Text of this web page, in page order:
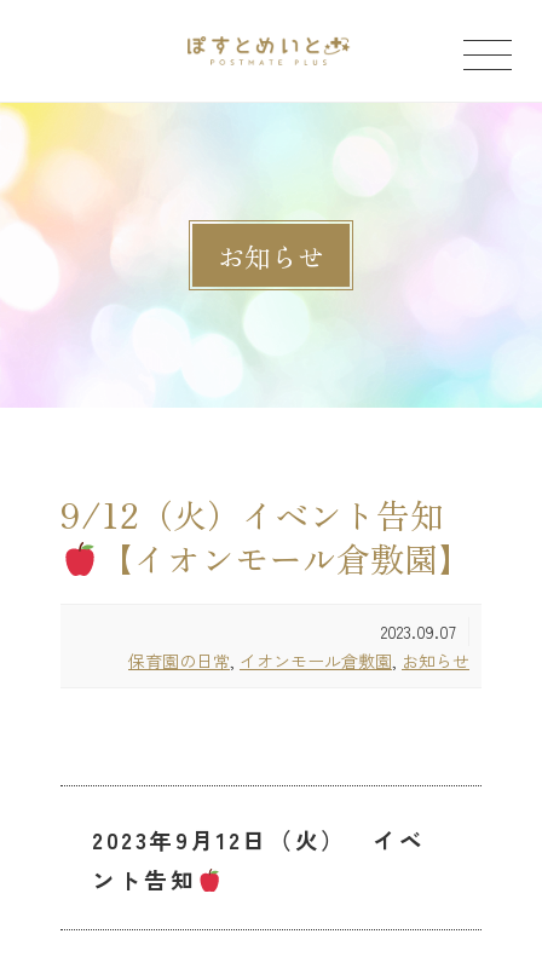
お知らせ
9/12（火）イベント告知
【イオンモール倉敷園】
2023.09.07
保育園の日常, イオンモール倉敷園, お知らせ
2023年9月12日（火） イベ
ント告知